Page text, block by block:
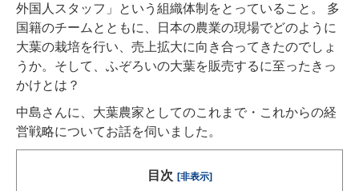
外国人スタッフ」という組織体制をとっていること。 多
国籍のチームとともに、日本の農業の現場でどのように
大葉の栽培を行い、売上拡大に向き合ってきたのでしょ
うか。そして、ふぞろいの大葉を販売するに至ったきっ
かけとは？
中島さんに、大葉農家としてのこれまで・これからの経
営戦略についてお話を伺いました。
目次 [非表示]